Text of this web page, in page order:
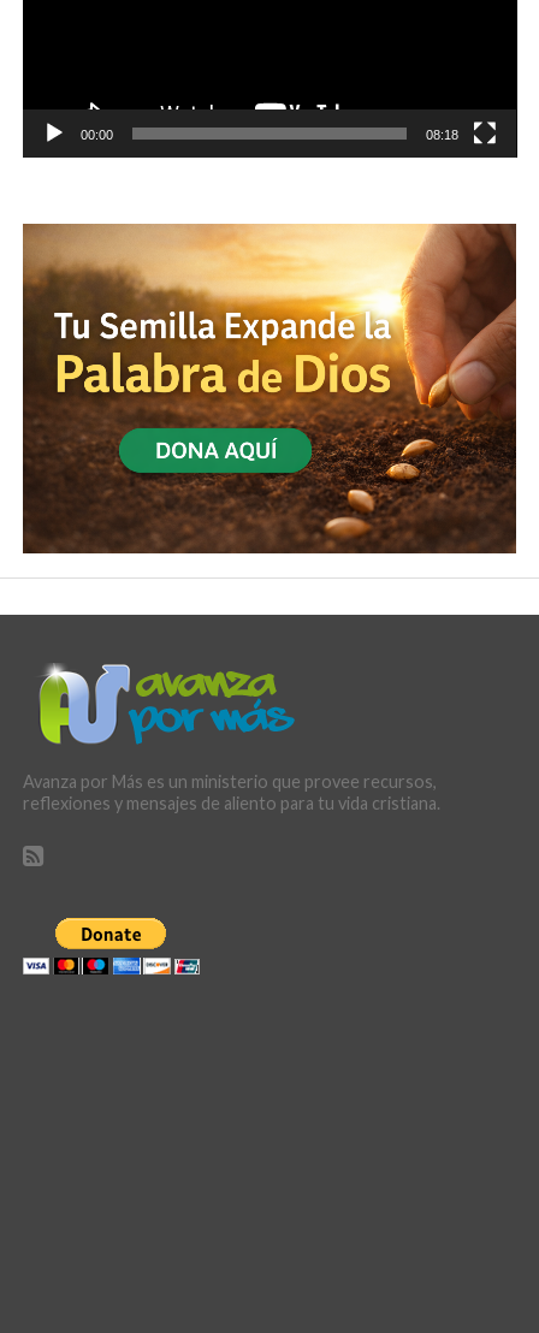
00:00 08:18
Avanza por Más es un ministerio que provee recursos,
reflexiones y mensajes de aliento para tu vida cristiana.